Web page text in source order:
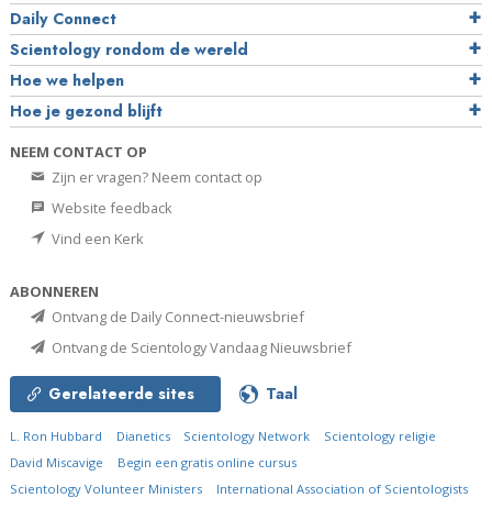
Daily Connect
Scientology rondom de wereld
Hoe we helpen
Hoe je gezond blijft
NEEM CONTACT OP
Zijn er vragen? Neem contact op
Website feedback
Vind een Kerk
ABONNEREN
Ontvang de Daily Connect-nieuwsbrief
Ontvang de Scientology Vandaag Nieuwsbrief
Gerelateerde sites Taal
L. Ron Hubbard Dianetics Scientology Network
Scientology religie
David Miscavige
Begin een gratis online cursus
Scientology Volunteer Ministers
International Association of Scientologists